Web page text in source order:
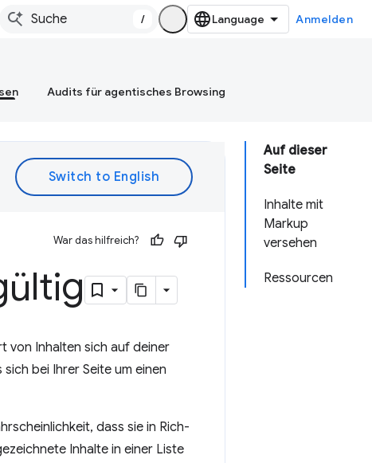
/ Anmelden
Audits für agentisches Browsing
Auf dieser
Seite
Inhalte mit
Markup
versehen
Ressourcen
War das hilfreich?
von Inhalten sich auf deiner
bei Ihrer Seite um einen
dass sie in Rich-
Inhalte in einer Liste